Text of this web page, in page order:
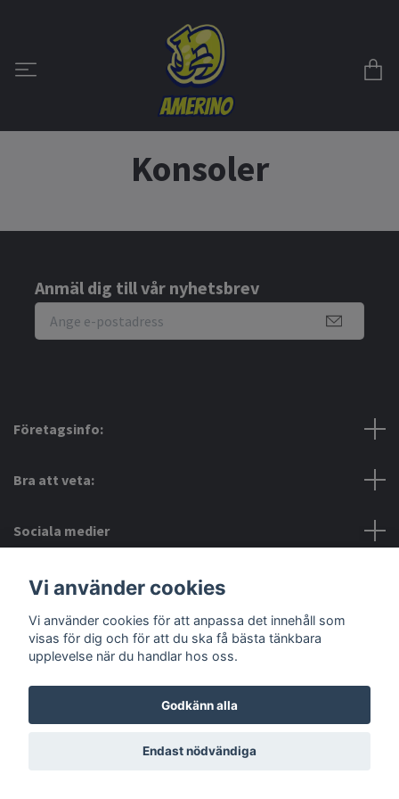
Konsoler
Anmäl dig till vår nyhetsbrev
Företagsinfo:
Bra att veta:
Sociala medier
© 2026 Amerino
Vi använder cookies
Vi använder cookies för att anpassa det innehåll som
visas för dig och för att du ska få bästa tänkbara
upplevelse när du handlar hos oss.
Godkänn alla
Endast nödvändiga